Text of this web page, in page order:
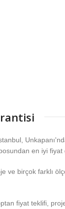
en iyi
ve birçok farklı
fiyat teklifi,